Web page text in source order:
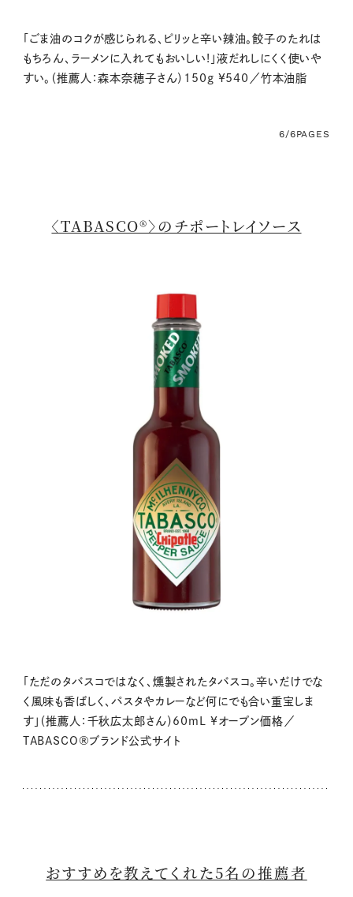
「ごま油のコクが感じられる、ピリッと辛い辣油。餃子のたれは
もちろん、ラーメンに入れてもおいしい!」液だれしにくく使いや
すい。（推薦人：森本奈穂子さん）150g ¥540／竹本油脂
6/6PAGES
〈TABASCO®〉のチポートレイソース
「ただのタバスコではなく、燻製されたタバスコ。辛いだけでな
く風味も香ばしく、パスタやカレーなど何にでも合い重宝しま
す」（推薦人：千秋広太郎さん）60mL ¥オープン価格／
TABASCO®ブランド公式サイト
おすすめを教えてくれた5名の推薦者